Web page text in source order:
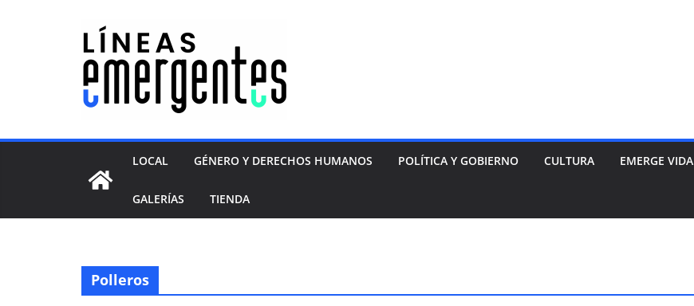
LOCAL GÉNERO Y DERECHOS HUMANOS POLÍTICA Y GOBIERNO CULTURA EMERGE VIDA
GALERÍAS TIENDA
Polleros